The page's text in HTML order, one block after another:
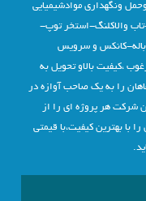
ونگهداری موادشیمیایی
والاکلنگ-استخر توپ-
کانکس و سرویس
،کیفیت بالاو تحویل به
را به یک صاحب آوازه در
شرکت هر پروژه ای را از
با بهترین کیفیت،با قیمتی